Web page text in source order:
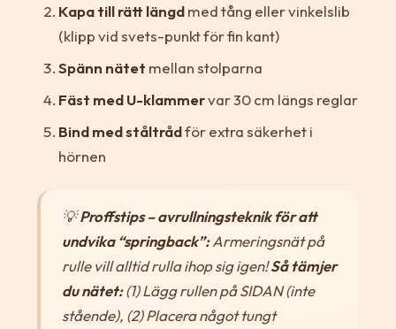
Kapa till rätt längdmed tång eller vinkelslib
(klipp vid svets-punkt för fin kant)
Spänn nätet mellan stolparna
Fäst med U-klammervar 30 cm längs reglar
Bind med ståltrådför extra säkerhet i
hörnen
💡Proffstips – avrullningsteknik för att
undvika “springback”:Armeringsnät på
rulle vill alltid rulla ihop sig igen!Så tämjer
du nätet:(1) Lägg rullen på SIDAN (inte
stående), (2) Placera något tungt